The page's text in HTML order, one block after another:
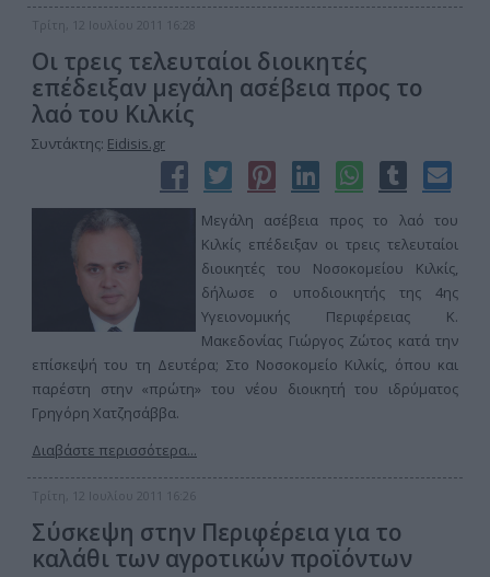
Τρίτη, 12 Ιουλίου 2011 16:28
Οι τρεις τελευταίοι διοικητές
επέδειξαν μεγάλη ασέβεια προς το
λαό του Κιλκίς
Συντάκτης: Eidisis.gr
Μεγάλη ασέβεια προς το λαό του
Κιλκίς επέδειξαν οι τρεις τελευταίοι
διοικητές του Νοσοκομείου Κιλκίς,
δήλωσε ο υποδιοικητής της 4ης
Υγειονομικής Περιφέρειας Κ.
Μακεδονίας Γιώργος Ζώτος κατά την
επίσκεψή του τη Δευτέρα; Στο Νοσοκομείο Κιλκίς, όπου και
παρέστη στην «πρώτη» του νέου διοικητή του ιδρύματος
Γρηγόρη Χατζησάββα.
Διαβάστε περισσότερα...
Τρίτη, 12 Ιουλίου 2011 16:26
Σύσκεψη στην Περιφέρεια για το
καλάθι των αγροτικών προϊόντων